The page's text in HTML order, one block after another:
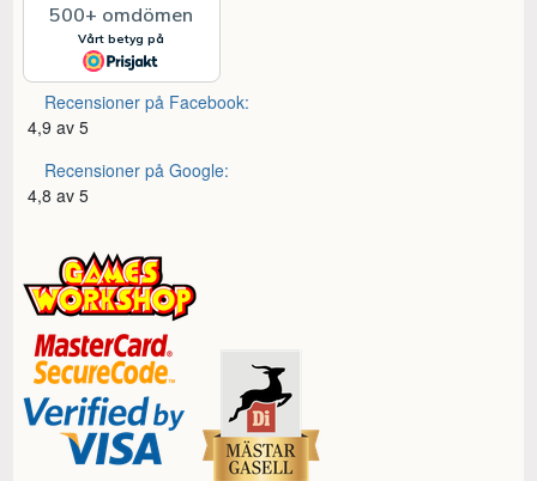
Recensioner på Facebook:
4,9 av 5
Recensioner på Google:
4,8 av 5